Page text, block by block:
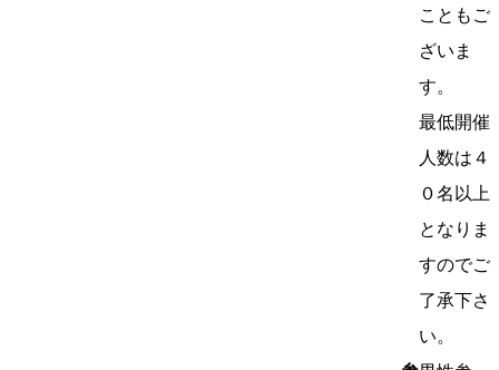
こともご
ざいま
す。
最低開催
人数は４
０名以上
となりま
すのでご
了承下さ
い。